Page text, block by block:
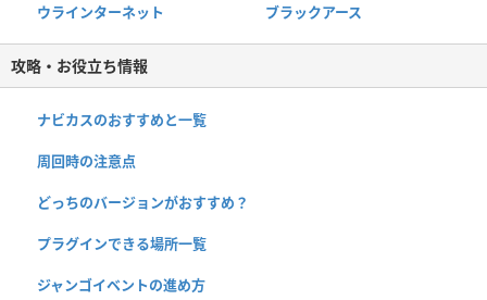
ウラインターネット ブラックアース
攻略・お役立ち情報
ナビカスのおすすめと一覧
周回時の注意点
どっちのバージョンがおすすめ？
プラグインできる場所一覧
ジャンゴイベントの進め方